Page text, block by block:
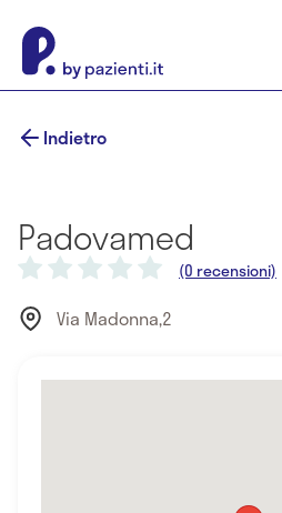
Indietro
Padovamed
(0 recensioni)
Via Madonna,2